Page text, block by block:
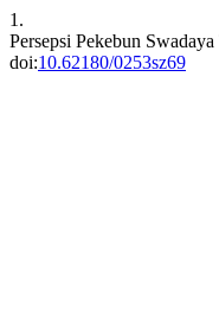
1.
Persepsi Pekebun
doi:10.62180/0253sz69